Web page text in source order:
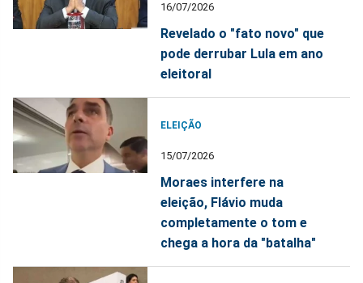
16/07/2026
Revelado o "fato novo" que
pode derrubar Lula em ano
eleitoral
ELEIÇÃO
15/07/2026
Moraes interfere na
eleição, Flávio muda
completamente o tom e
chega a hora da "batalha"